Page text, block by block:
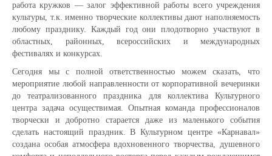
работа кружков — залог эффективной работы всего учреждения
культуры, т.к. именно творческие коллективы дают наполняемость
любому празднику. Каждый год они плодотворно участвуют в
областных, районных, всероссийских и международных
фестивалях и конкурсах.
Сегодня мы с полной ответственностью можем сказать, что
мероприятие любой направленности от корпоративной вечеринки
до театрализованного праздника для коллектива Культурного
центра задача осуществимая. Опытная команда профессионалов
творчески и добротно старается даже из маленького события
сделать настоящий праздник. В Культурном центре «Карнавал»
создана особая атмосфера вдохновенного творчества, душевного